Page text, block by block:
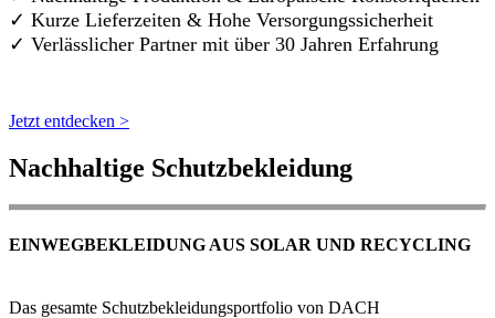
✓ Kurze Lieferzeiten & Hohe Versorgungssicherheit
✓ Verlässlicher Partner mit über 30 Jahren Erfahrung
Jetzt entdecken >
Nachhaltige Schutzbekleidung
EINWEGBEKLEIDUNG AUS SOLAR UND RECYCLING
Das gesamte Schutzbekleidungsportfolio von DACH